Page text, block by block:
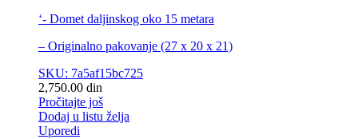
‘- Domet daljinskog oko 15 metara
– Originalno pakovanje (27 x 20 x 21)
SKU: 7a5af15bc725
2,750.00 din
Pročitajte još
Dodaj u listu želja
Uporedi